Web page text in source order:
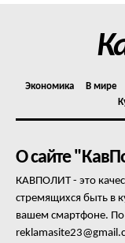
Экономика В мире
О сайте
КАВПОЛИТ - это
стремящихся быть в
вашем смартфоне.